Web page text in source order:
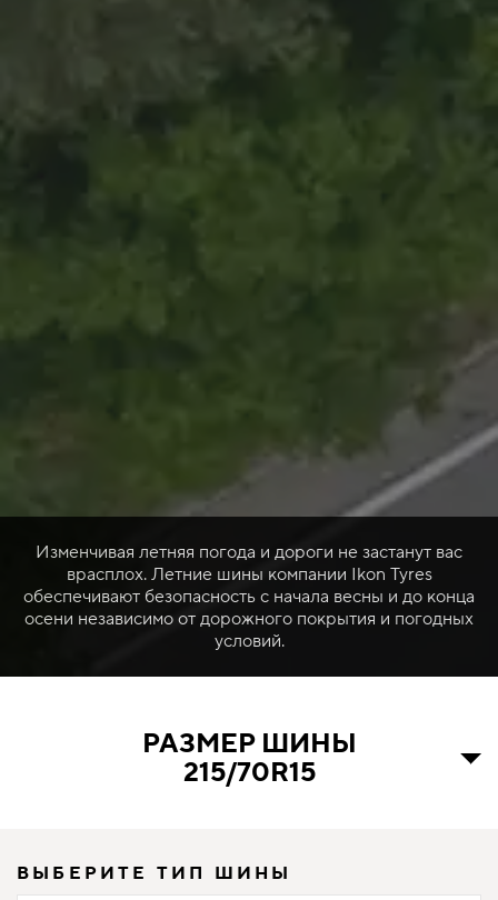
Изменчивая летняя погода и дороги не застанут вас
врасплох. Летние шины компании Ikon Tyres
обеспечивают безопасность с начала весны и до конца
осени независимо от дорожного покрытия и погодных
условий.
РАЗМЕР ШИНЫ
215/70R15
ВЫБЕРИТЕ ТИП ШИНЫ